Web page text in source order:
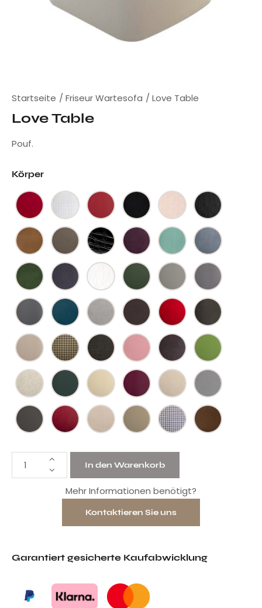
Startseite Friseur Wartesofa Love Table
Love Table
Pouf.
Körper
In den Warenkorb
Mehr Informationen benötigt?
Kontaktieren Sie uns
Garantiert gesicherte Kaufabwicklung